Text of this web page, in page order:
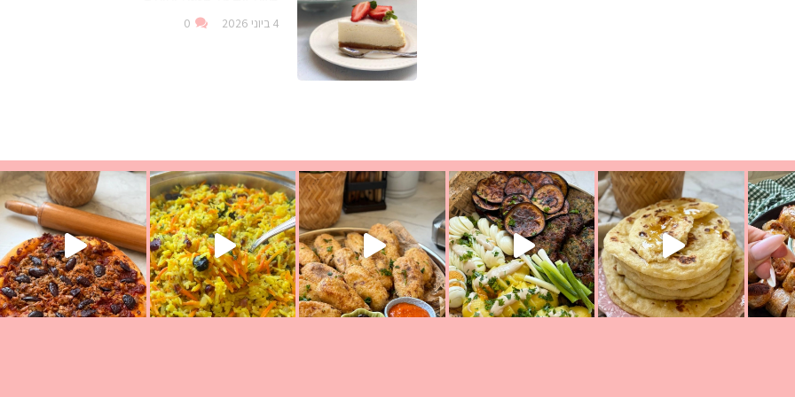
4 ביוני 2026 0
מעול
לאכול משהו אז מה בשבילכם? בפ
פסטל טוניסאי לתשעת הימים, חשבתי מה לחדש לכם ונראה
אורז יצירתי לתשעת הימים ולכבוד שבת קודשלמתכון
פיצה של תשעת הימים ולמה היא נקראת ככה? ההסבר בסרטו